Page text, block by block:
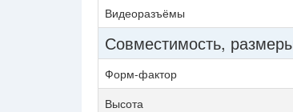
Видеоразъёмы
Совместимость,
Форм-фактор
Высота